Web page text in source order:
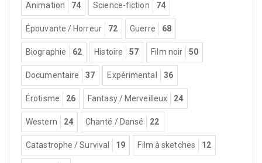
Animation 74 Science-fiction 74
Épouvante / Horreur 72 Guerre 68
Biographie 62 Histoire 57 Film noir 50
Documentaire 37 Expérimental 36
Érotisme 26 Fantasy / Merveilleux 24
Western 24 Chanté / Dansé 22
Catastrophe / Survival 19 Film à sketches 12